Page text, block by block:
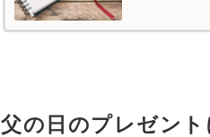
父の日のプレゼン